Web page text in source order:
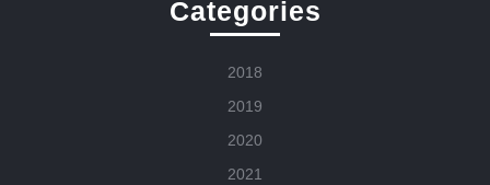
Categories
2018
2019
2020
2021